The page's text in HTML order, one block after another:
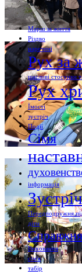
Марш за життя
Різдво
наречені
Рух за
щасливі стосунки
Рух
Їмості
зустріч
Події
Сімя
інформація
Передподружня
діти
Виховання
сім'я
табір